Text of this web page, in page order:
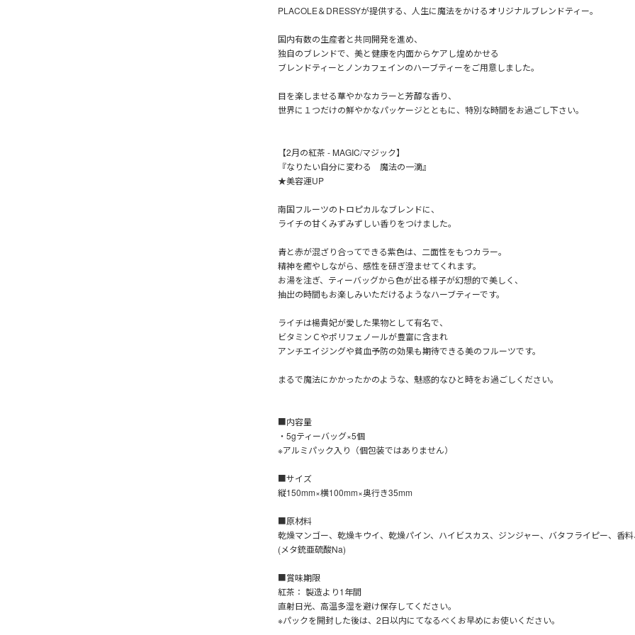
PLACOLE＆DRESSYが提供する、人生に魔法をかけるオリジナルブレンドティー。
国内有数の生産者と共同開発を進め、
独自のブレンドで、美と健康を内面からケアし煌めかせる
ブレンドティーとノンカフェインのハーブティーをご用意しました。
目を楽しませる華やかなカラーと芳醇な香り、
世界に１つだけの鮮やかなパッケージとともに、特別な時間をお過ごし下さい。
【2月の紅茶 - MAGIC/マジック】
『なりたい自分に変わる 魔法の一滴』
★美容運UP
南国フルーツのトロピカルなブレンドに、
ライチの甘くみずみずしい香りをつけました。
青と赤が混ざり合ってできる紫色は、二面性をもつカラー。
精神を癒やしながら、感性を研ぎ澄ませてくれます。
お湯を注ぎ、ティーバッグから色が出る様子が幻想的で美しく、
抽出の時間もお楽しみいただけるようなハーブティーです。
ライチは楊貴妃が愛した果物として有名で、
ビタミンＣやポリフェノールが豊富に含まれ
アンチエイジングや貧血予防の効果も期待できる美のフルーツです。
まるで魔法にかかったかのような、魅惑的なひと時をお過ごしください。
■内容量
・5gティーバッグ×5個
※アルミパック入り（個包装ではありません）
■サイズ
縦150mm×横100mm×奥行き35mm
■原材料
乾燥マンゴー、乾燥キウイ、乾燥パイン、ハイビスカス、ジンジャー、バタフライピー、香
(メタ銃亜硫酸Na)
■賞味期限
紅茶： 製造より1年間
直射日光、高温多湿を避け保存してください。
※パックを開封した後は、2日以内にてなるべくお早めにお使いください。